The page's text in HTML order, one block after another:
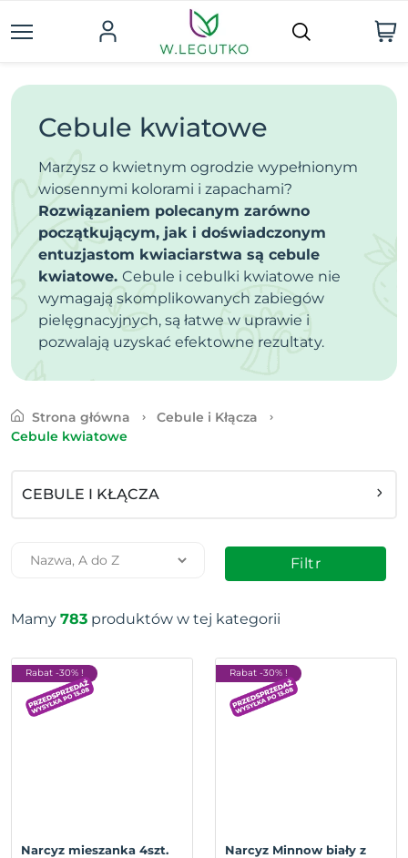
Cebule kwiatowe
Marzysz o kwietnym ogrodzie wypełnionym
wiosennymi kolorami i zapachami?
Rozwiązaniem polecanym zarówno
początkującym, jak i doświadczonym
entuzjastom kwiaciarstwa są cebule
kwiatowe. Cebule i cebulki kwiatowe nie
wymagają skomplikowanych zabiegów
pielęgnacyjnych, są łatwe w uprawie i
pozwalają uzyskać efektowne rezultaty.
Strona główna
Cebule i Kłącza
Cebule kwiatowe
CEBULE I KŁĄCZA
Filtr
Mamy 783 produktów w tej kategorii
Rabat -30% !
Narcyz mieszanka 4szt.
Rabat -30% !
Narcyz Minnow biały z